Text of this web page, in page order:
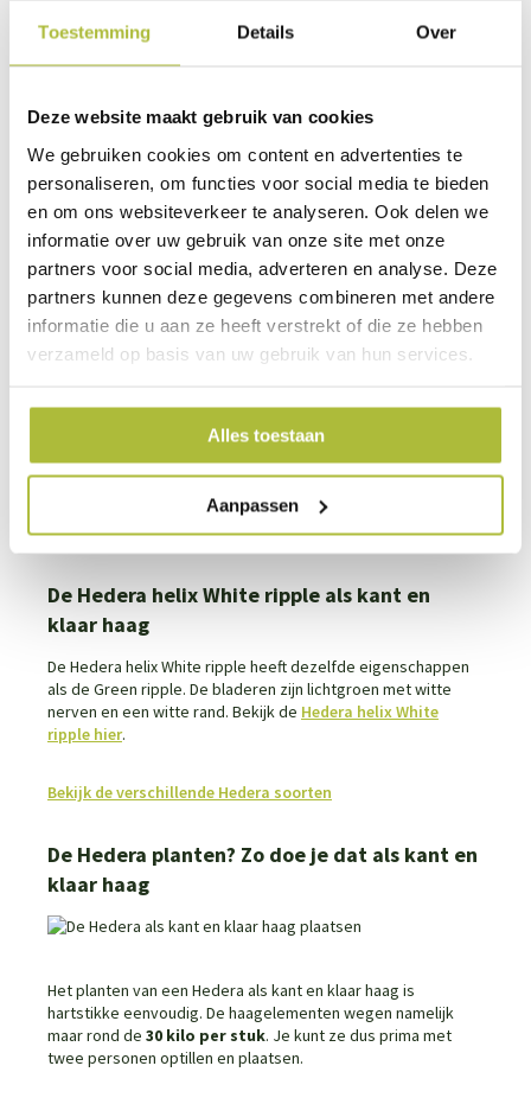
Toestemming Details Over
Deze website maakt gebruik van cookies
We gebruiken cookies om content en advertenties te
personaliseren, om functies voor social media te bieden
en om ons websiteverkeer te analyseren. Ook delen we
informatie over uw gebruik van onze site met onze
partners voor social media, adverteren en analyse. Deze
partners kunnen deze gegevens combineren met andere
informatie die u aan ze heeft verstrekt of die ze hebben
verzameld op basis van uw gebruik van hun services.
Alles toestaan
Aanpassen
De bladeren zijn grijs/groen van kleur en hebben een mooie
gele rand. Je kunt deze Hedera in de zon en in de schaduw
De Hedera helix Glacier als kant en klaar
haag
De Hedera helix Glacier heeft mooie grijsgroene bladeren
met een lichte rand. De Hedera helix Glacier is ook een
makkelijke groeier en goed bestand tegen ziekten. Bekijk
Hedera helix Glacier hier
De Hedera helix Green ripple als kant en
dan de Hedera helix Woerner. Deze Hedera soort heeft mooie
donkergroene bladeren met geelgroene nerven. De Hedera
zowel de zon als de schaduw staan. Bekijk de
Green ripple hier.
De Hedera helix White ripple als kant en
klaar haag
De Hedera helix White ripple heeft dezelfde eigenschappen
als de Green ripple. De bladeren zijn lichtgroen met witte
nerven en een witte rand. Bekijk de Hedera helix White
ripple hier.
Bekijk de verschillende Hedera soorten
De Hedera planten? Zo doe je dat als kant en
klaar haag
Het planten van een Hedera als kant en klaar haag is
hartstikke eenvoudig. De haagelementen wegen namelijk
maar rond de 30 kilo per stuk. Je kunt ze dus prima met
twee personen optillen en plaatsen.